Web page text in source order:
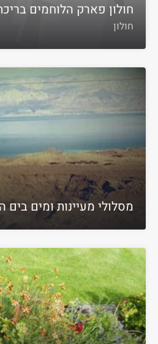
חולון פארק הלוחמים
חולון
מסלולי מעיינות ומים בים